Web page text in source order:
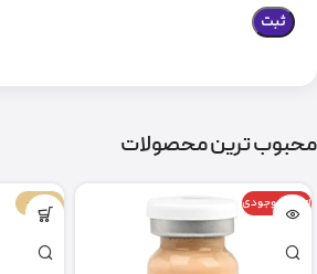
محبوب ترین محصولات
اتمام موجودی -67%